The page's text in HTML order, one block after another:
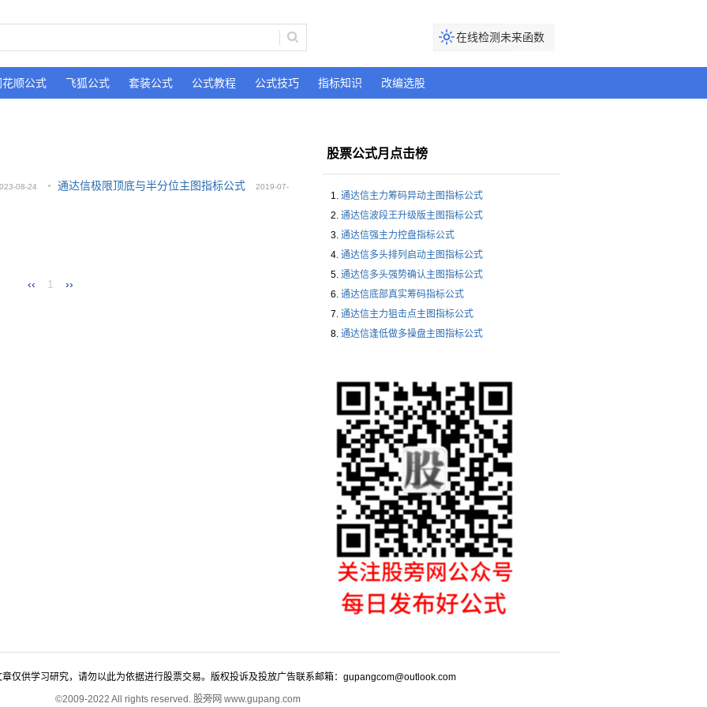
在线检测未来函数
花顺公式 飞狐公式 套装公式 公式教程 公式技巧 指标知识 改编选股
08-24 通达信极限顶底与半分位主图指标公式 2019-07-
‹‹ 1 ››
股票公式月点击榜
通达信主力筹码异动主图指标公式
通达信波段王升级版主图指标公式
通达信强主力控盘指标公式
通达信多头排列启动主图指标公式
通达信多头强势确认主图指标公式
通达信底部真实筹码指标公式
通达信主力狙击点主图指标公式
通达信逢低做多操盘主图指标公式
仅供学习研究，请勿以此为依据进行股票交易。版权投诉及投放广告联系邮箱：gupangcom@outlook.com
©2009-2022 All rights reserved. 股旁网 www.gupang.com